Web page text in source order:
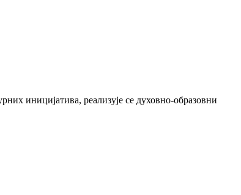
иницијатива, реализује се духовно-образовни